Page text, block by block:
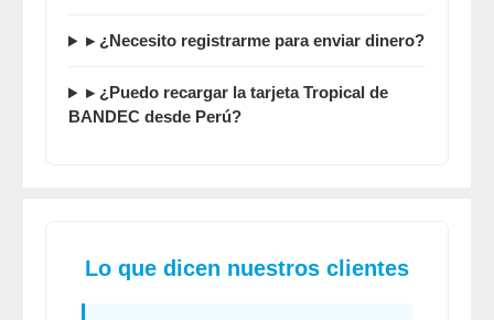
▸ ¿Necesito registrarme para enviar dinero?
▸ ¿Puedo recargar la tarjeta Tropical de
BANDEC desde Perú?
Lo que dicen nuestros clientes